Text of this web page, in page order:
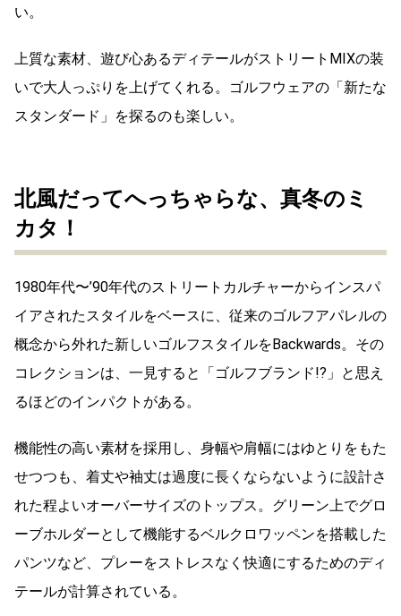
い。
上質な素材、遊び心あるディテールがストリートMIXの装
いで大人っぷりを上げてくれる。ゴルフウェアの「新たな
スタンダード」を探るのも楽しい。
北風だってへっちゃらな、真冬のミ
カタ！
1980年代〜’90年代のストリートカルチャーからインスパ
イアされたスタイルをベースに、従来のゴルフアパレルの
概念から外れた新しいゴルフスタイルをBackwards。その
コレクションは、一見すると「ゴルフブランド!?」と思え
るほどのインパクトがある。
機能性の高い素材を採用し、身幅や肩幅にはゆとりをもた
せつつも、着丈や袖丈は過度に長くならないように設計さ
れた程よいオーバーサイズのトップス。グリーン上でグロ
ーブホルダーとして機能するベルクロワッペンを搭載した
パンツなど、プレーをストレスなく快適にするためのディ
テールが計算されている。